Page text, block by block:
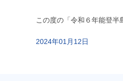
この度の「令和６年能登半
2024年01月12日